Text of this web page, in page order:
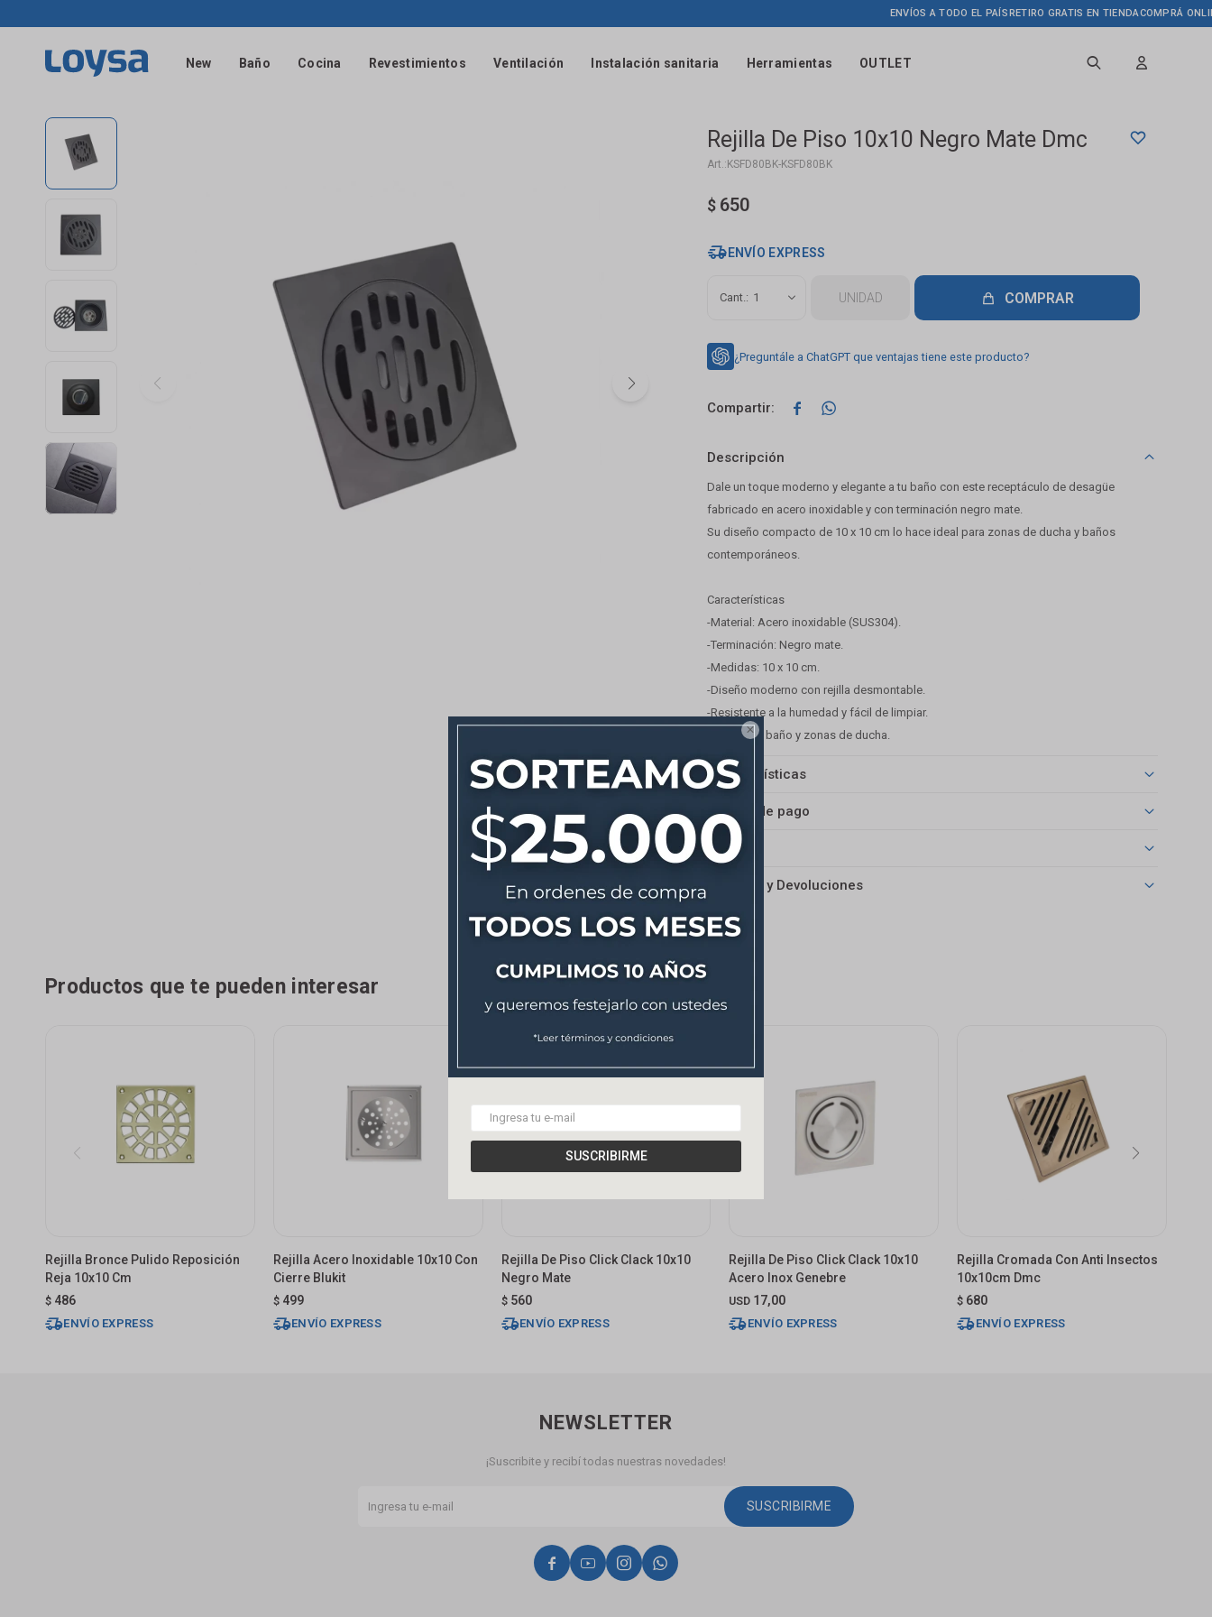

SUSCRIBIRME
New Baño Cocina Revestimientos Ventilación Instalación sanitaria Herramientas OUTLET
ENVÍOS A TODO EL PAÍS RETIRO GRATIS EN TIENDACOMPRÁ ONLINE
Rejilla De Piso 10x10 Negro Mate Dmc
KSFD80BK-KSFD80BK
$ 650
ENVÍO EXPRESS
1 UNIDAD COMPRAR
¿Preguntále a ChatGPT que ventajas tiene este producto?
 
Descripción
Dale un toque moderno y elegante a tu baño con este receptáculo de desagüe
fabricado en acero inoxidable y con terminación negro mate.
Su diseño compacto de 10 x 10 cm lo hace ideal para zonas de ducha y baños
contemporáneos.
Características
-Material: Acero inoxidable (SUS304).
-Terminación: Negro mate.
-Medidas: 10 x 10 cm.
-Diseño moderno con rejilla desmontable.
-Resistente a la humedad y fácil de limpiar.
-Apto para baño y zonas de ducha.
Características
Medios de pago
Envíos
Cambios y Devoluciones
Productos que te pueden interesar
Rejilla Bronce Pulido Reposición
Reja 10x10 Cm
$ 486
ENVÍO EXPRESS
Rejilla Acero Inoxidable 10x10 Con
Cierre Blukit
$ 499
ENVÍO EXPRESS
Rejilla De Piso Click Clack 10x10
Negro Mate
$ 560
ENVÍO EXPRESS
Rejilla De Piso Click Clack 10x10
Acero Inox Genebre
USD 17,00
ENVÍO EXPRESS
Rejilla Cromada Con Anti Insectos
10x10cm Dmc
$ 680
ENVÍO EXPRESS
NEWSLETTER
¡Suscribite y recibí todas nuestras novedades!
SUSCRIBIRME
   